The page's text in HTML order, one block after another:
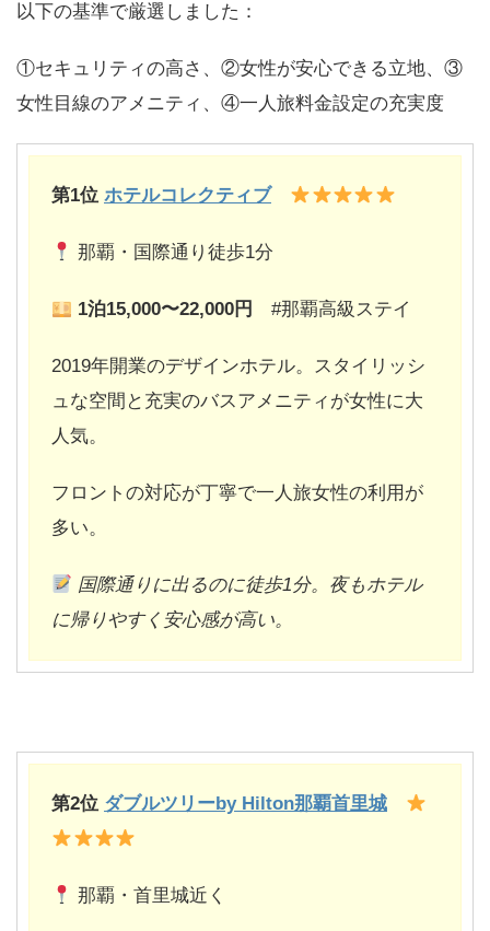
以下の基準で厳選しました：
①セキュリティの高さ、②女性が安心できる立地、③
女性目線のアメニティ、④一人旅料金設定の充実度
第1位 ホテルコレクティブ
那覇・国際通り徒歩1分
1泊15,000〜22,000円#那覇高級ステイ
2019年開業のデザインホテル。スタイリッシ
ュな空間と充実のバスアメニティが女性に大
人気。
フロントの対応が丁寧で一人旅女性の利用が
多い。
国際通りに出るのに徒歩1分。夜もホテル
に帰りやすく安心感が高い。
第2位 ダブルツリーby Hilton那覇首里城
那覇・首里城近く